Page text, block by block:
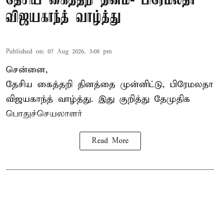
விஜயகாந்த் வாழ்த்து
Published on: 07 Aug 2026, 3:08 pm
சென்னை,
தேசிய கைத்தறி தினத்தை முன்னிட்டு, பிரேமலதா
விஜயகாந்த் வாழ்த்து. இது குறித்து தேமுதிக
பொதுச்செயலாளர்
Read More